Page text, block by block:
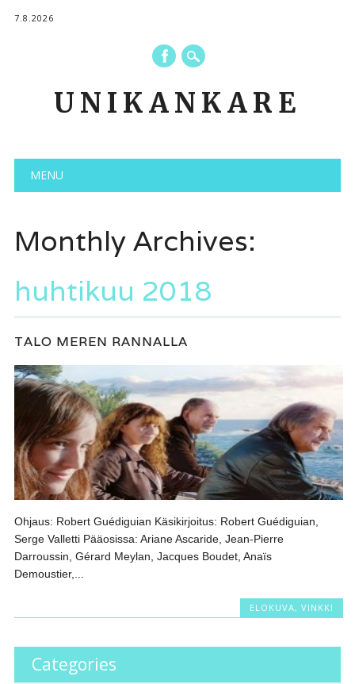
7.8.2026
UNIKANKARE
Main menu
MENU
Monthly Archives:
huhtikuu 2018
TALO MEREN RANNALLA
Ohjaus: Robert Guédiguian Käsikirjoitus: Robert Guédiguian,
Serge Valletti Pääosissa: Ariane Ascaride, Jean-Pierre
Darroussin, Gérard Meylan, Jacques Boudet, Anaïs
Demoustier,...
ELOKUVA, VINKKI
Categories